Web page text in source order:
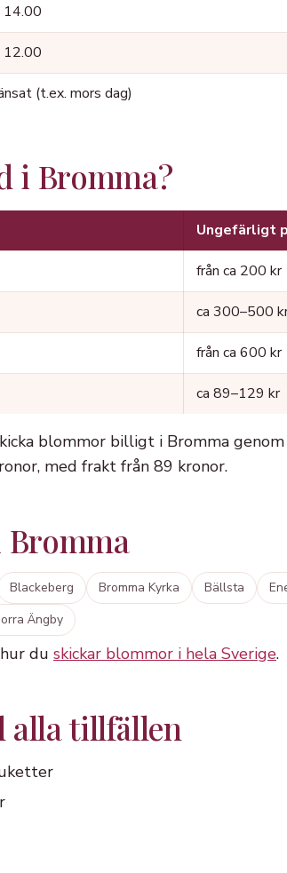
14.00
12.00
(t.ex. mors dag)
i Bromma?
Ungefärligt
från ca 200 kr
ca 300–500
från ca 600 kr
ca 89–129 kr
blommor billigt i Bromma
med frakt från 89 kronor.
Bromma
Blackeberg Bromma Kyrka Bällsta
Ängby
du skickar blommor i hela Sverige.
alla tillfällen